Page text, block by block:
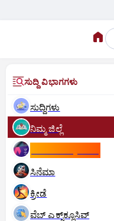
ಸುದ್ದಿ ವಿಭಾಗಗಳು
ಸುದ್ದಿಗಳು
ನಿಮ್ಮ ಜಿಲ್ಲೆ
ಸಿನೆಮಾ
ಕ್ರೀಡೆ
ವೆಬ್ ಎಕ್ಸ್‌ಕ್ಲೂಸಿವ್